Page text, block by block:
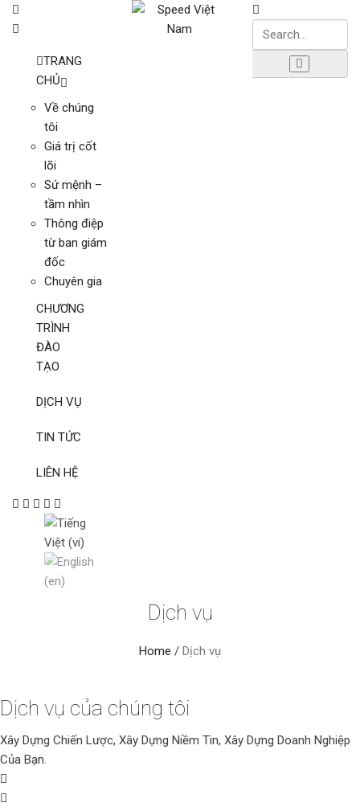
TRANG
CHỦ
Về chúng
tôi
Giá trị cốt
lõi
Sứ mệnh –
tầm nhìn
Thông điệp
từ ban giám
đốc
Chuyên gia
CHƯƠNG
TRÌNH
ĐÀO
TẠO
DỊCH VỤ
TIN TỨC
LIÊN HỆ
Dịch vụ
Home / Dịch vụ
Dịch vụ của chúng tôi
Xây Dựng Chiến Lược, Xây Dựng Niềm Tin, Xây Dựng Doanh Nghiệp
Của Bạn.